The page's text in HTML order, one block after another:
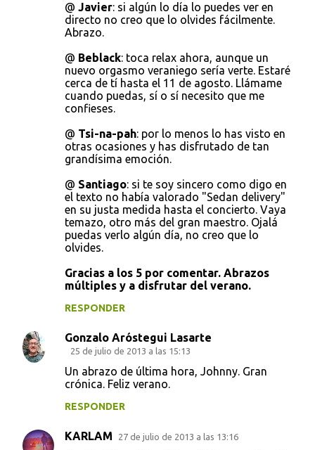
@ Javier: si algún lo día lo puedes ver en
directo no creo que lo olvides fácilmente.
Abrazo.
@ Beblack: toca relax ahora, aunque un
nuevo orgasmo veraniego sería verte. Estaré
cerca de tí hasta el 11 de agosto. Llámame
cuando puedas, sí o sí necesito que me
confieses.
@ Tsi-na-pah: por lo menos lo has visto en
otras ocasiones y has disfrutado de tan
grandísima emoción.
@ Santiago: si te soy sincero como digo en
el texto no había valorado "Sedan delivery"
en su justa medida hasta el concierto. Vaya
temazo, otro más del gran maestro. Ojalá
puedas verlo algún día, no creo que lo
olvides.
Gracias a los 5 por comentar. Abrazos
múltiples y a disfrutar del verano.
RESPONDER
Gonzalo Aróstegui Lasarte
25 de julio de 2013 a las 15:13
Un abrazo de última hora, Johnny. Gran
crónica. Feliz verano.
RESPONDER
KARLAM 27 de julio de 2013 a las 13:16